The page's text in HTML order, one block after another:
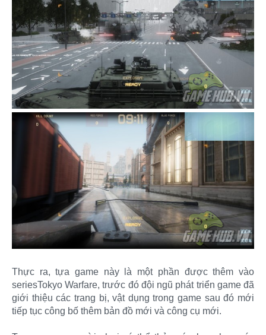
Thực ra, tựa game này là một phần được thêm vào
seriesTokyo Warfare, trước đó đội ngũ phát triển game đã
giới thiệu các trang bị, vật dụng trong game sau đó mới
tiếp tục công bố thêm bản đồ mới và công cụ mới.